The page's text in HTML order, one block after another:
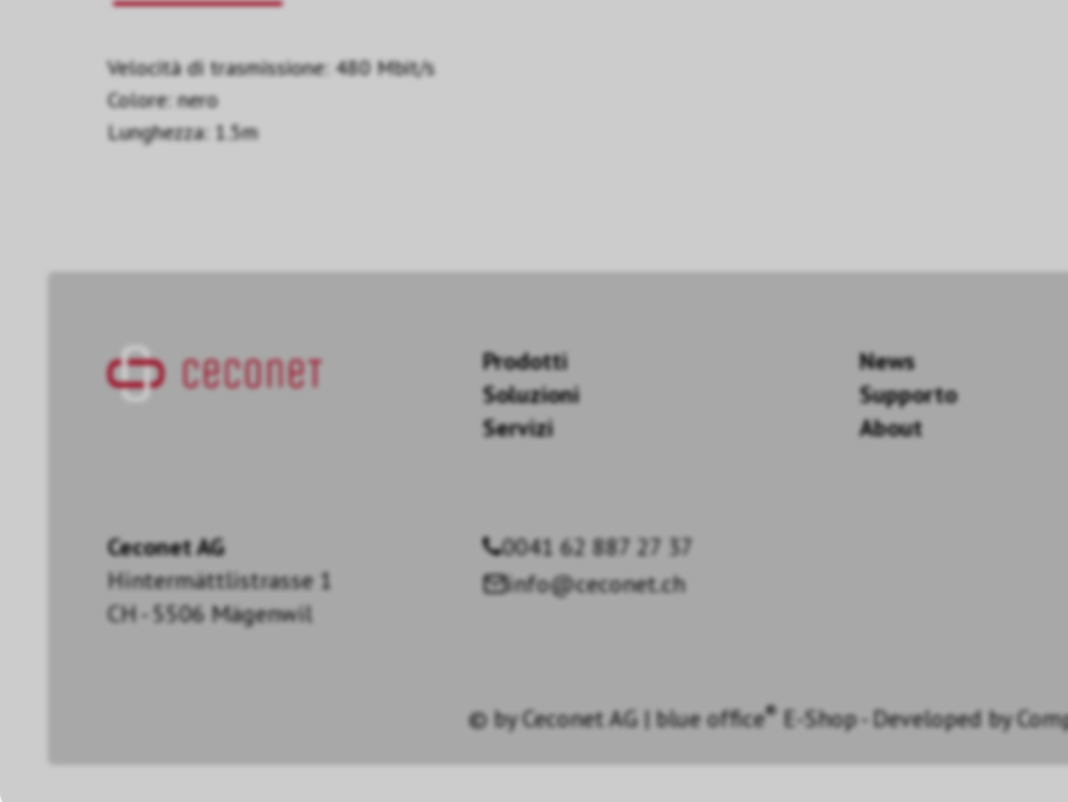
Velocità di trasmissione: 480 Mbit/s
Colore: nero
Lunghezza: 1.5m
Prodotti
Soluzioni
Servizi
News
Supporto
About
Ceconet AG
Hintermättlistrasse 1
CH - 5506 Mägenwil
0041 62 887 27 37
info@ceconet.ch
© byCeconet AG|blue office®E-Shop - Developed by